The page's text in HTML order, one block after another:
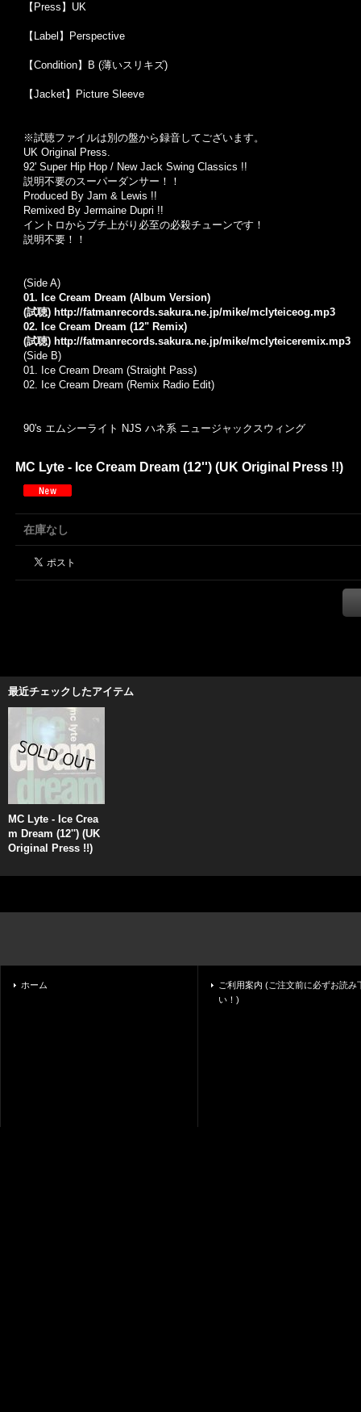
【Press】UK
【Label】Perspective
【Condition】B (薄いスリキズ)
【Jacket】Picture Sleeve
※試聴ファイルは別の盤から録音してございます。
UK Original Press.
92' Super Hip Hop / New Jack Swing Classics !!
説明不要のスーパーダンサー！！
Produced By Jam & Lewis !!
Remixed By Jermaine Dupri !!
イントロからブチ上がり必至の必殺チューンです！
説明不要！！
(Side A)
01. Ice Cream Dream (Album Version)
(試聴) http://fatmanrecords.sakura.ne.jp/mike/mclyteiceog.mp3
02. Ice Cream Dream (12" Remix)
(試聴) http://fatmanrecords.sakura.ne.jp/mike/mclyteiceremix.mp3
(Side B)
01. Ice Cream Dream (Straight Pass)
02. Ice Cream Dream (Remix Radio Edit)
90's エムシーライト NJS ハネ系 ニュージャックスウィング
MC Lyte - Ice Cream Dream (12'') (UK Original Press !!)
在庫なし
最近チェックしたアイテム
MC Lyte - Ice Crea
m Dream (12'') (UK
Original Press !!)
ホーム
ご利用案内 (ご注文前に必ずお読み
い！)